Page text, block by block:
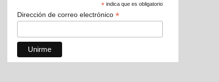
*indica que es obligatorio
Dirección de correo electrónico *